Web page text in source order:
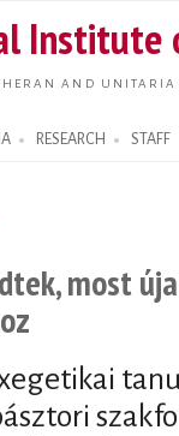
main
Institute
AND
RESEARCH STAFF
most